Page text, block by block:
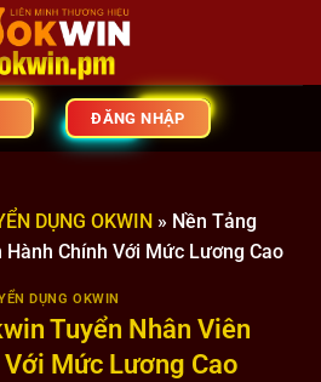
ĐĂNG NHẬP
DỤNG OKWIN » Nền Tảng
Chính Với Mức Lương Cao
DỤNG OKWIN
Tuyển Nhân Viên
Mức Lương Cao